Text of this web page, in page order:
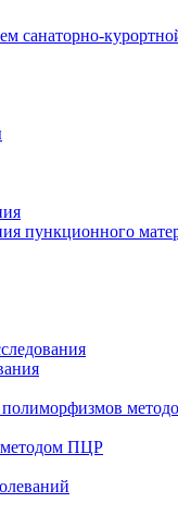
санаторно-
пункционного
полиморфизмов
методом ПЦР